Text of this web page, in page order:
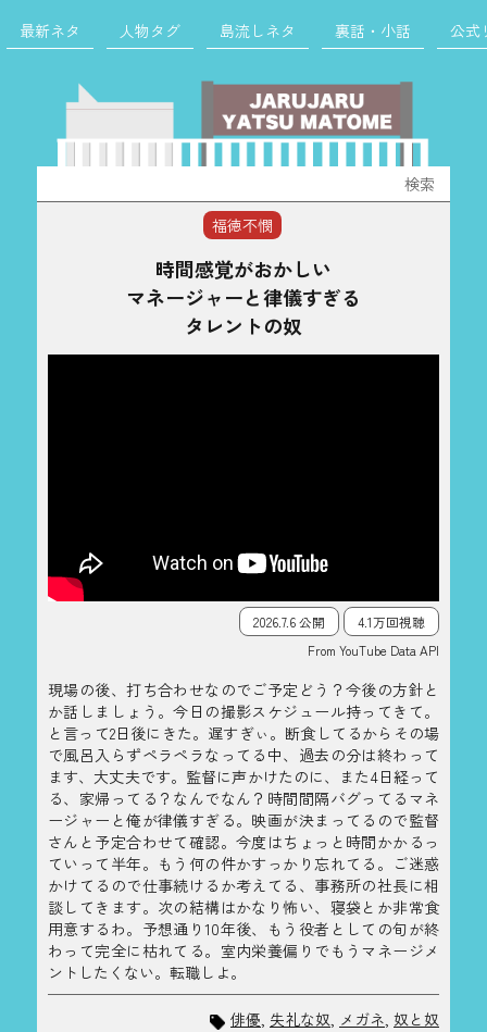
最新ネタ 人物タグ 島流しネタ 裏話・小話 公式
索:
福徳不憫
時間感覚がおかしい
マネージャーと律儀すぎる
タレントの奴
2026.7.6 公開
4.1万回視聴
From YouTube Data API
現場の後、打ち合わせなのでご予定どう？今後の方針と
か話しましょう。今日の撮影スケジュール持ってきて。
と言って2日後にきた。遅すぎぃ。断食してるからその場
で風呂入らずペラペラなってる中、過去の分は終わって
ます、大丈夫です。監督に声かけたのに、また4日経って
る、家帰ってる？なんでなん？時間間隔バグってるマネ
ージャーと俺が律儀すぎる。映画が決まってるので監督
さんと予定合わせて確認。今度はちょっと時間かかるっ
ていって半年。もう何の件かすっかり忘れてる。ご迷惑
かけてるので仕事続けるか考えてる、事務所の社長に相
談してきます。次の結構はかなり怖い、寝袋とか非常食
用意するわ。予想通り10年後、もう役者としての旬が終
わって完全に枯れてる。室内栄養偏りでもうマネージメ
ントしたくない。転職しよ。
俳優, 失礼な奴, メガネ, 奴と奴